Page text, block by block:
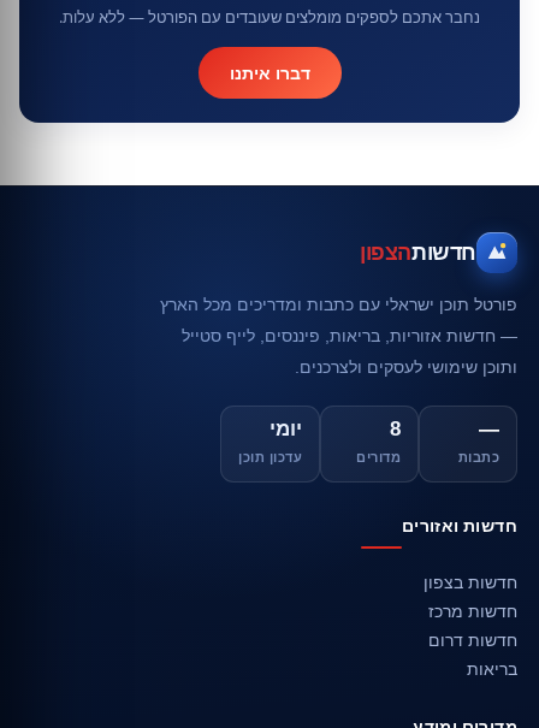
נחבר אתכם לספקים מומלצים שעובדים עם הפורטל — ללא עלות.
דברו איתנו
חדשותהצפון
פורטל תוכן ישראלי עם כתבות ומדריכים מכל הארץ
— חדשות אזוריות, בריאות, פיננסים, לייף סטייל
ותוכן שימושי לעסקים ולצרכנים.
—
כתבות
8
מדורים
יומי
עדכון תוכן
חדשות ואזורים
חדשות בצפון
חדשות מרכז
חדשות דרום
בריאות